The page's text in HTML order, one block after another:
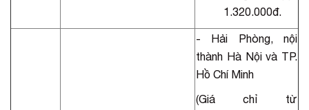
1.320.000đ.
- Hải Phòng, nội
thành Hà Nội và TP.
Hồ Chí Minh
(Giá chỉ từ